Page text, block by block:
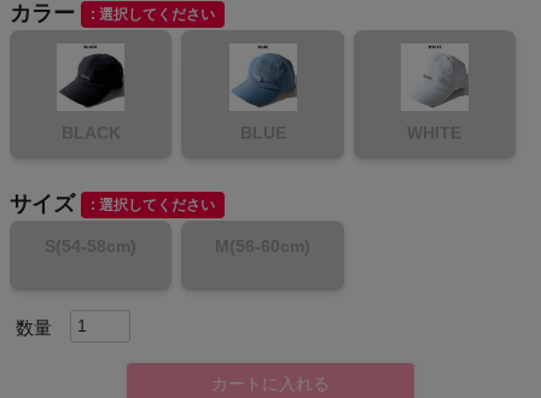
メンズカジュアルウェア
レディースカジュアルウェア
メンズスポーツウェア
レディーススポーツウェア
カラー 選択してください
BLACK BLUE WHITE
サイズ 選択してください
S(54-58cm) M(56-60cm)
カートに入れる